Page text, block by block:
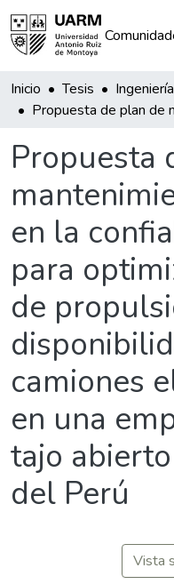
Inicio Tesis
Propuesta
en la
para
de
camiones
en una
tajo
del Perú
Vista